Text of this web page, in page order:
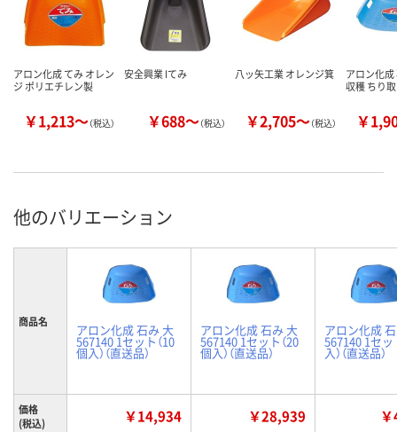
アロン化成 てみ オレン
ジ ポリエチレン製
￥1,213～（税込）
安全興業 Iてみ
￥688～（税込）
八ッ矢工業 オレンジ箕
￥2,705～（税込）
アロン化成
収穫 ちり
￥
他のバリエーション
商品名 アロン化成 石み 大
567140 1セット（10
個入）（直送品）
アロン化成 石み 大
567140 1セット（20
個入）（直送品）
アロン化成
567140 1セッ
入）（直送品）
価格
(税込)
￥14,934 ￥28,939